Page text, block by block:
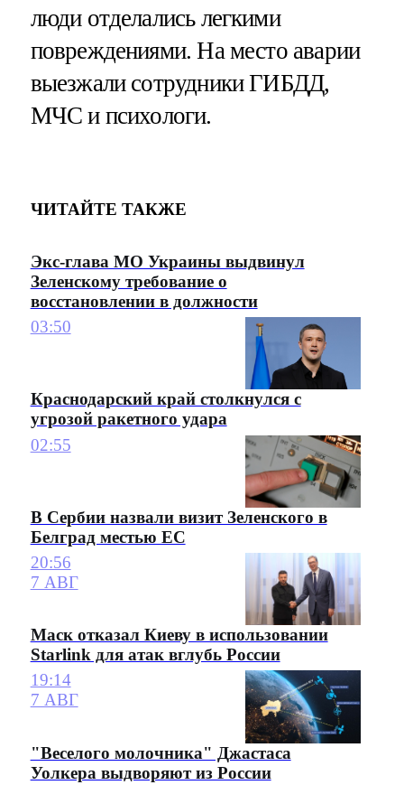
люди отделались легкими
повреждениями. На место аварии
выезжали сотрудники ГИБДД,
МЧС и психологи.
ЧИТАЙТЕ ТАКЖЕ
Экс-глава МО Украины выдвинул
Зеленскому требование о
восстановлении в должности
03:50
Краснодарский край столкнулся с
угрозой ракетного удара
02:55
В Сербии назвали визит Зеленского в
Белград местью ЕС
20:56
7 АВГ
Маск отказал Киеву в использовании
Starlink для атак вглубь России
19:14
7 АВГ
"Веселого молочника" Джастаса
Уолкера выдворяют из России